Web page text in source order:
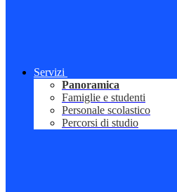
Servizi
Panoramica
Famiglie e studenti
Personale scolastico
Percorsi di studio